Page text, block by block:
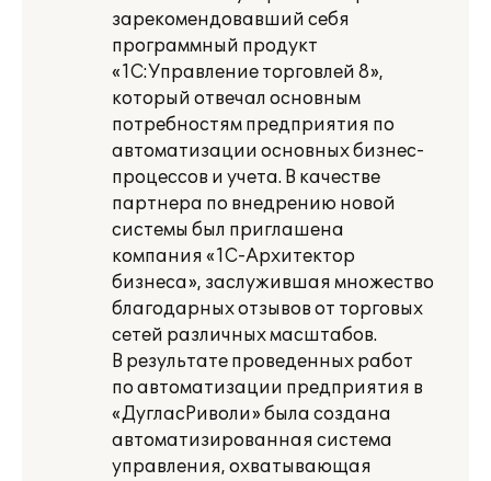
зарекомендовавший себя
программный продукт
«1С:Управление торговлей 8»,
который отвечал основным
потребностям предприятия по
автоматизации основных бизнес-
процессов и учета. В качестве
партнера по внедрению новой
системы был приглашена
компания «1С-Архитектор
бизнеса», заслужившая множество
благодарных отзывов от торговых
сетей различных масштабов.
В результате проведенных работ
по автоматизации предприятия в
«ДугласРиволи» была создана
автоматизированная система
управления, охватывающая